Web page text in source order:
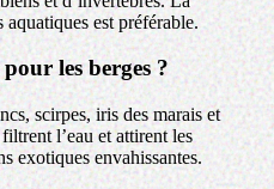
est préférable.
les berges ?
scirpes, iris des marais et
l’eau et attirent les
exotiques envahissantes.